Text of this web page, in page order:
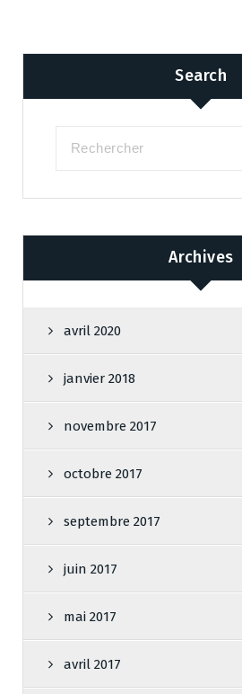
Search
Archives
avril 2020
janvier 2018
novembre 2017
octobre 2017
septembre 2017
juin 2017
mai 2017
avril 2017